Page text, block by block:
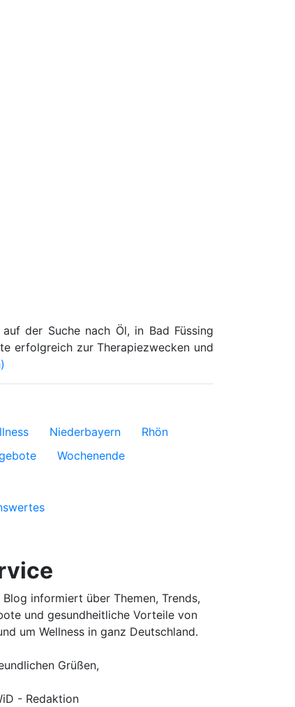
der Suche nach Öl, in Bad Füssing
erfolgreich zur Therapiezwecken und
Niederbayern
Rhön
Wochenende
Blog informiert über Themen, Trends,
und gesundheitliche Vorteile von
um Wellness in ganz Deutschland.
Grüßen,
- Redaktion